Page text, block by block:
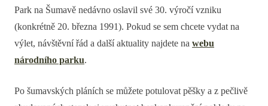
Park na Šumavě nedávno oslavil své 30. výročí vzniku
(konkrétně 20. března 1991). Pokud se sem chcete vydat na
výlet, návštěvní řád a další aktuality najdete na webu
národního parku.
Po šumavských pláních se můžete potulovat pěšky a z pečlivě